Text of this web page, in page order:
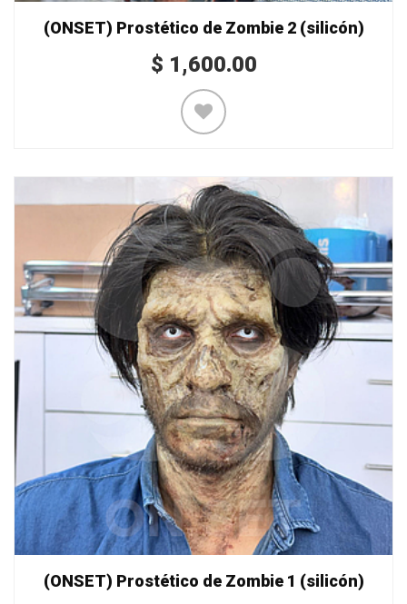
(ONSET) Prostético de Zombie 2 (silicón)
$ 1,600.00
(ONSET) Prostético de Zombie 1 (silicón)